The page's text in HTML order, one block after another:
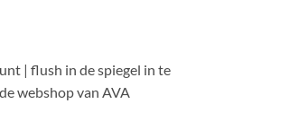
| flush in de spiegel in te
webshop van AVA